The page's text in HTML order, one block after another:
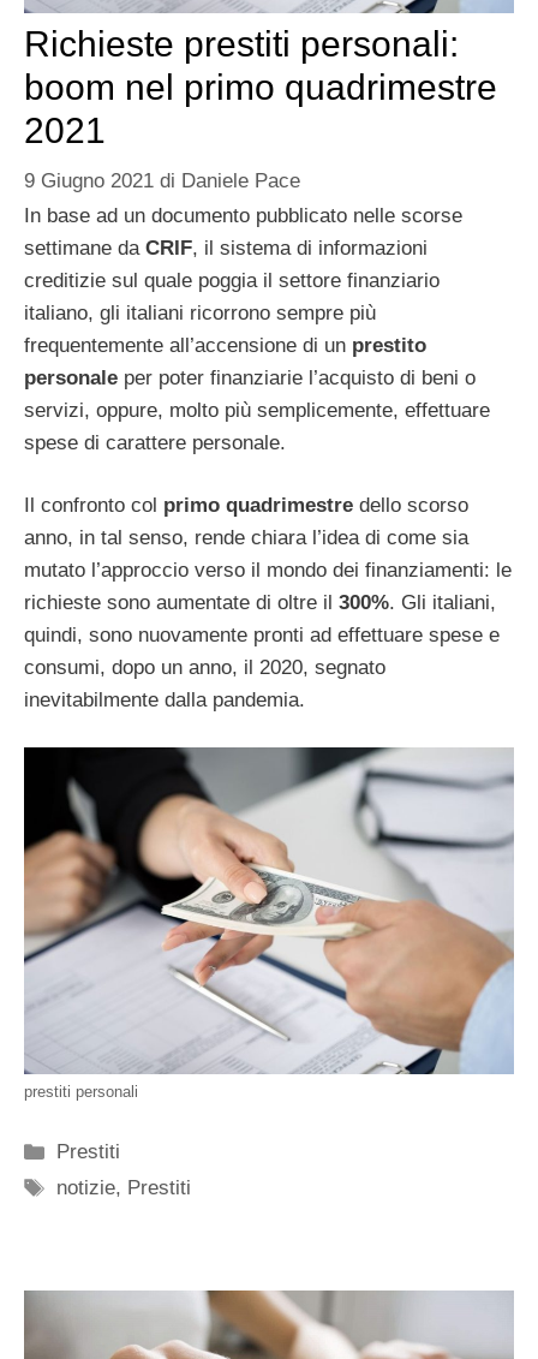
Richieste prestiti personali:
boom nel primo quadrimestre
2021
9 Giugno 2021 di Daniele Pace
In base ad un documento pubblicato nelle scorse
settimane da CRIF, il sistema di informazioni
creditizie sul quale poggia il settore finanziario
italiano, gli italiani ricorrono sempre più
frequentemente all’accensione di un prestito
personale per poter finanziarie l’acquisto di beni o
servizi, oppure, molto più semplicemente, effettuare
spese di carattere personale.
Il confronto col primo quadrimestre dello scorso
anno, in tal senso, rende chiara l’idea di come sia
mutato l’approccio verso il mondo dei finanziamenti: le
richieste sono aumentate di oltre il 300%. Gli italiani,
quindi, sono nuovamente pronti ad effettuare spese e
consumi, dopo un anno, il 2020, segnato
inevitabilmente dalla pandemia.
prestiti personali
Categorie
Prestiti
Tag
notizie, Prestiti